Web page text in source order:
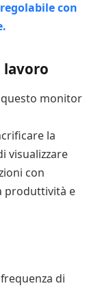
questo monitor
la
visualizzare
con
produttività e
di